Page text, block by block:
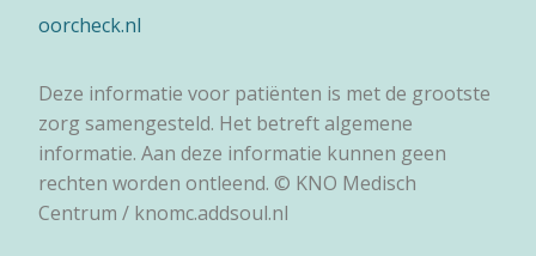
oorcheck.nl
Deze informatie voor patiënten is met de grootste
zorg samengesteld. Het betreft algemene
informatie. Aan deze informatie kunnen geen
rechten worden ontleend. © KNO Medisch
Centrum / knomc.addsoul.nl